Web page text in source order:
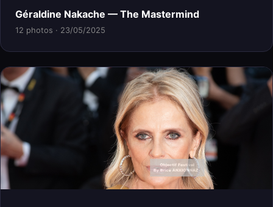
Géraldine Nakache — The Mastermind
12 photos · 23/05/2025